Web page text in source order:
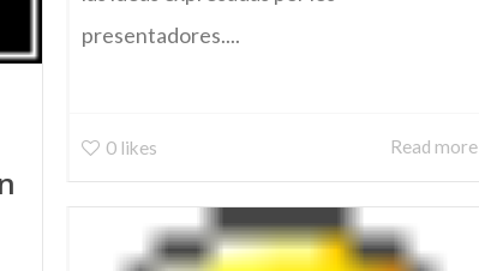
presentadores....
0 likes Read more